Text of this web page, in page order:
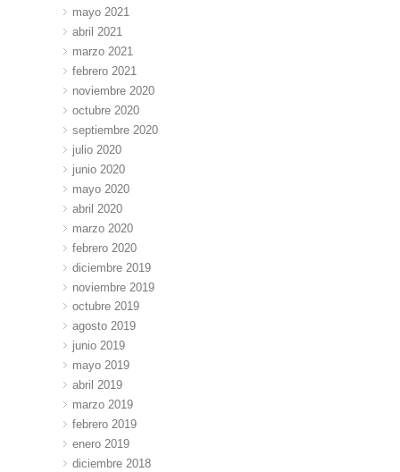
mayo 2021
abril 2021
marzo 2021
febrero 2021
noviembre 2020
octubre 2020
septiembre 2020
julio 2020
junio 2020
mayo 2020
abril 2020
marzo 2020
febrero 2020
diciembre 2019
noviembre 2019
octubre 2019
agosto 2019
junio 2019
mayo 2019
abril 2019
marzo 2019
febrero 2019
enero 2019
diciembre 2018